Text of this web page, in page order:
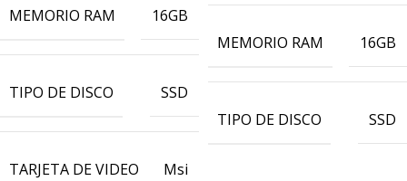
MEMORIO RAM 16GB
TIPO DE DISCO SSD
TARJETA DE VIDEO Msi
MEMORIO RAM 16GB
TIPO DE DISCO SSD